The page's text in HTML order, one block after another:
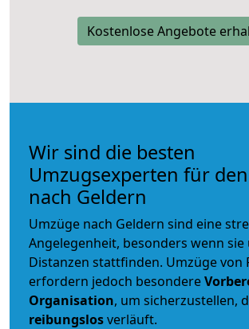
Kostenlose Angebote
Wir sind die besten
Umzugsexperten für
nach Geldern
Umzüge nach Geldern sind eine
Angelegenheit, besonders wenn
Distanzen stattfinden. Umzüge von
erfordern jedoch besondere
Organisation, um sicherzustellen,
reibungslosverläuft.